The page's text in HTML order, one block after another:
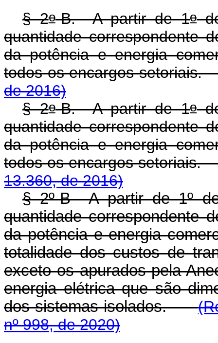
§ 2o-B. A partir de 1o
quantidade correspondente
da potência e energia
todos os encargos
de 2016)
§ 2o-B. A partir de 1o
quantidade correspondente
da potência e energia
todos os encargos
13.360, de 2016)
§ 2º-B A partir de 1º
quantidade correspondente
da potência e energia
totalidade dos custos de
exceto os apurados pela
energia elétrica que são
dos sistemas isolados.
nº 998, de 2020)